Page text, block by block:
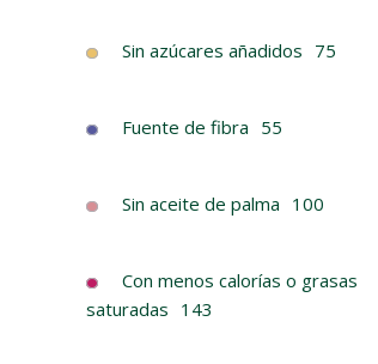
Sin azúcares añadidos 75
Fuente de fibra 55
Sin aceite de palma 100
Con menos calorías o grasas
saturadas 143